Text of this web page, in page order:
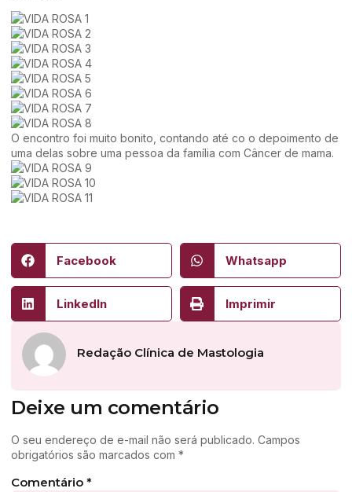
O encontro foi muito bonito, contando até co o depoimento de
uma delas sobre uma pessoa da família com Câncer de mama.
Facebook Whatsapp
LinkedIn Imprimir
Redação Clínica de Mastologia
Deixe um comentário
O seu endereço de e-mail não será publicado. Campos
obrigatórios são marcados com *
Comentário *